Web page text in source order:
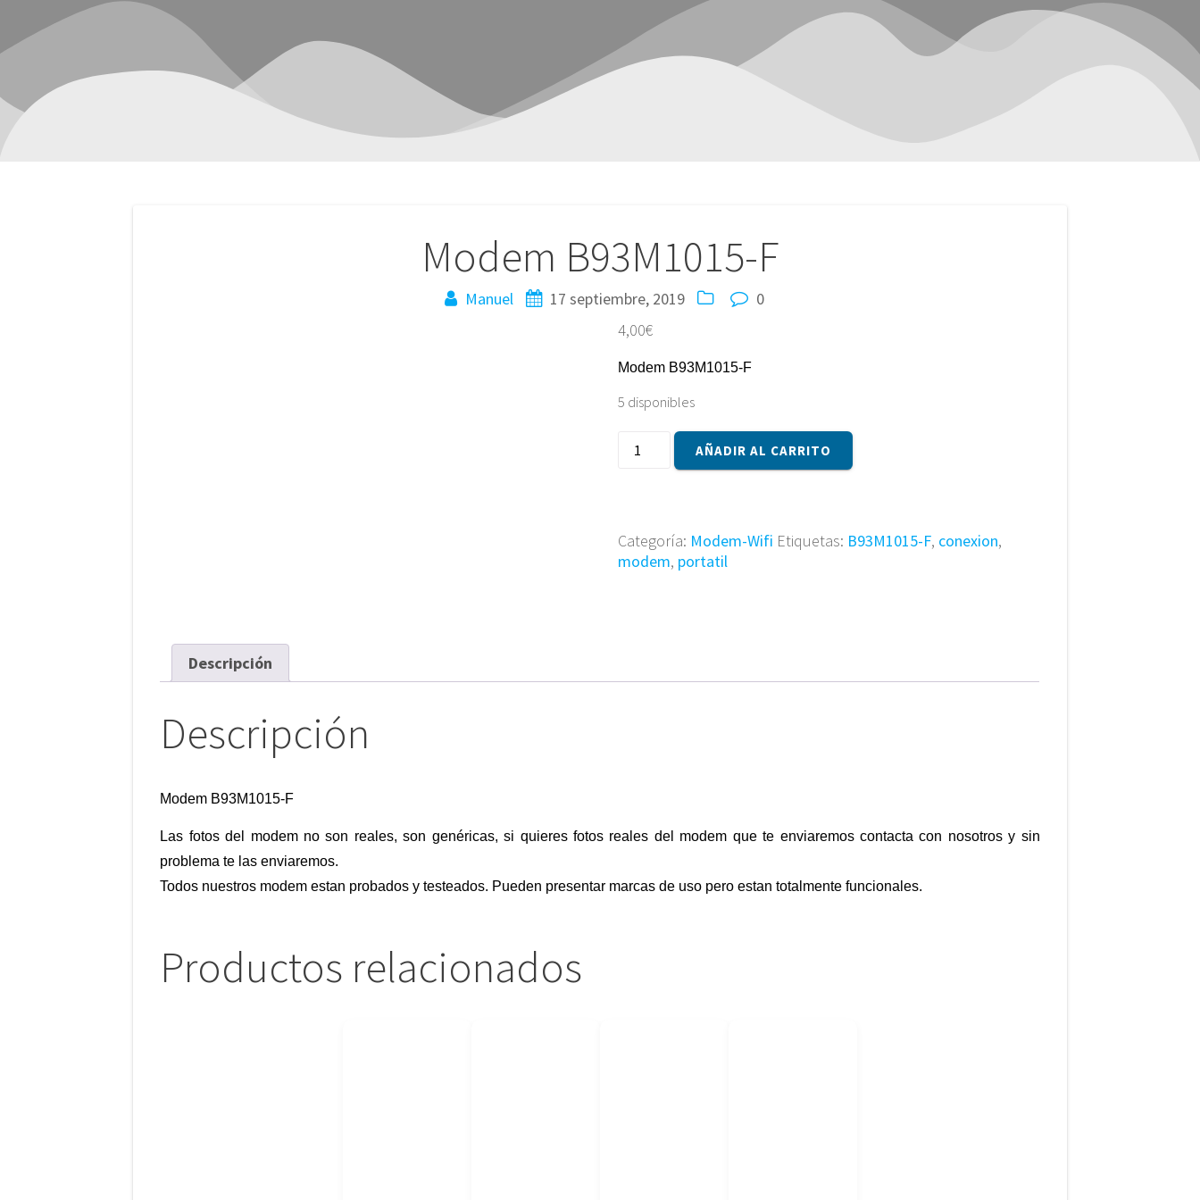
Modem B93M1015-F
Manuel 17 septiembre, 2019
0
4,00€
Modem B93M1015-F
5 disponibles
Modem
B93M1015-
AÑADIR AL CARRITO
Categoría: Modem-Wifi Etiquetas: B93M1015-F, conexion,
modem, portatil
Descripción
Descripción
Modem B93M1015-F
Las fotos del modem no son reales, son genéricas, si quieres fotos reales del modem que te enviaremos contacta con nosotros y sin
problema te las enviaremos.
Todos nuestros modem estan probados y testeados. Pueden presentar marcas de uso pero estan totalmente funcionales.
Productos relacionados